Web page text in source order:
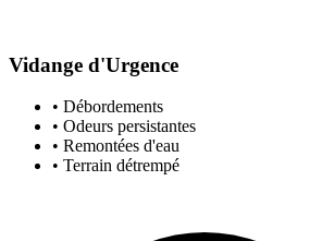
Vidange d'Urgence
• Débordements
• Odeurs persistantes
• Remontées d'eau
• Terrain détrempé